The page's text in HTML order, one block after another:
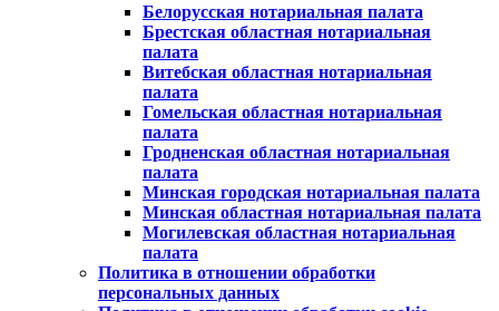
Белорусская нотариальная палата
Брестская областная нотариальная
палата
Витебская областная нотариальная
палата
Гомельская областная нотариальная
палата
Гродненская областная нотариальная
палата
Минская городская нотариальная палата
Минская областная нотариальная палата
Могилевская областная нотариальная
палата
Политика в отношении обработки
персональных данных